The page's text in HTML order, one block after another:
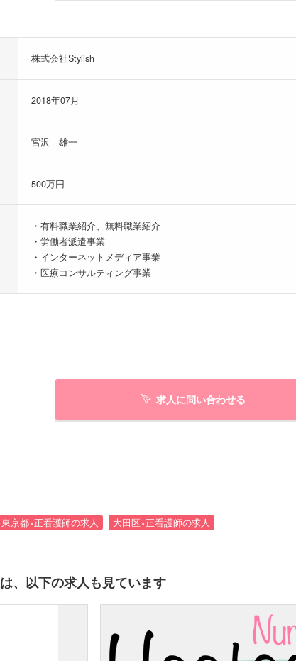
株式会社Stylish
2018年07月
宮沢 雄一
500万円
・有料職業紹介、無料職業紹介
・労働者派遣事業
・インターネットメディア事業
・医療コンサルティング事業
求人に問い合わせる
東京都×正看護師の求人 大田区×正看護師の求人
、以下の求人も見ています